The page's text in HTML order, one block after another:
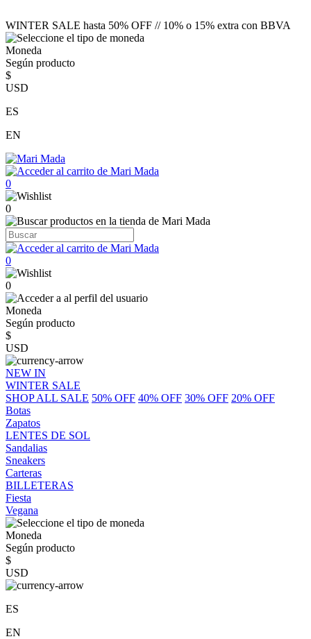
WINTER SALE hasta 50% OFF // 10% o 15% extra con BBVA
Moneda
Según producto
$
USD
ES
EN
0
0
0
0
Moneda
Según producto
$
USD
NEW IN
WINTER SALE
SHOP ALL SALE 50% OFF 40% OFF 30% OFF 20% OFF
Botas
Zapatos
LENTES DE SOL
Sandalias
Sneakers
Carteras
BILLETERAS
Fiesta
Vegana
Moneda
Según producto
$
USD
ES
EN